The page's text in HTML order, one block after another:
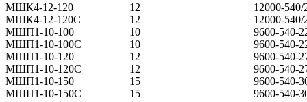
МШК4-12-120
12
12000-540/
МШК4-12-120С
12
12000-540/
МШП1-10-100
10
9600-540-
МШП1-10-100С
10
9600-540-
МШП1-10-120
12
9600-540-
МШП1-10-120С
12
9600-540-
МШП1-10-150
15
9600-540-
МШП1-10-150С
15
9600-540-